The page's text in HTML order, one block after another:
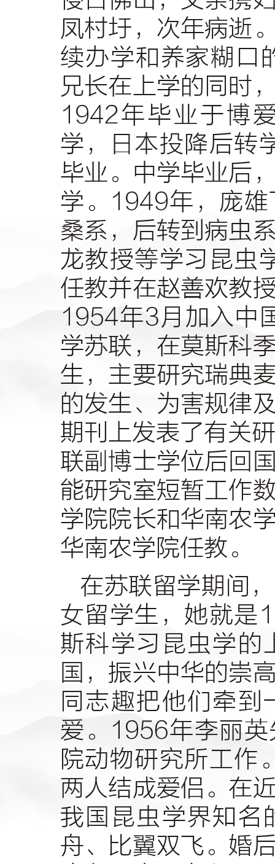
凤村圩，次年病逝
续办学和养家糊口
兄长在上学的同时
1942年毕业于博
学，日本投降后转
毕业。中学毕业后
学。
1949年，庞
桑系，后转到病虫
龙教授等学习昆虫
任教并在赵善欢教
1954年3月加入中
学苏联，在莫斯科
生，主要研究瑞典
的发生、为害规律
期刊上发表了有关
联副博士学位后回
能研究室短暂工作
学院院长和华南农
华南农学院任教。
在苏联留学期间
女留学生，她就是
斯科学习昆虫学的
国，振兴中华的崇
同志趣把他们牵
爱。
1956年李丽
院动物研究所工作
两人结成爱侣。在
我国昆虫学界知名
舟、比翼双飞。婚